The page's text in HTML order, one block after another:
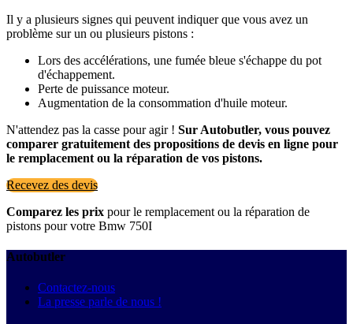
Il y a plusieurs signes qui peuvent indiquer que vous avez un
problème sur un ou plusieurs pistons :
Lors des accélérations, une fumée bleue s'échappe du pot
d'échappement.
Perte de puissance moteur.
Augmentation de la consommation d'huile moteur.
N'attendez pas la casse pour agir ! Sur Autobutler, vous pouvez
comparer gratuitement des propositions de devis en ligne pour
le remplacement ou la réparation de vos pistons.
Recevez des devis
Comparez les prix pour le remplacement ou la réparation de
pistons pour votre Bmw 750I
Autobutler
Contactez-nous
La presse parle de nous !